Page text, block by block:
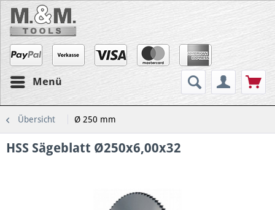
Menü
Übersicht Ø 250 mm
HSS Sägeblatt Ø250x6,00x32